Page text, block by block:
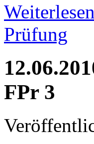
Prüfung
FPr 3